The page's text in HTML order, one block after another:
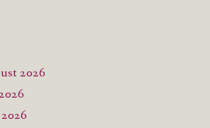
2026